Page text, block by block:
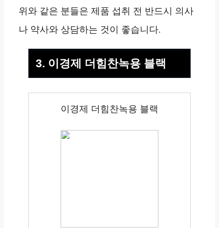
위와 같은 분들은 제품 섭취 전 반드시 의사
나 약사와 상담하는 것이 좋습니다.
3. 이경제 더힘찬녹용 블랙
이경제 더힘찬녹용 블랙